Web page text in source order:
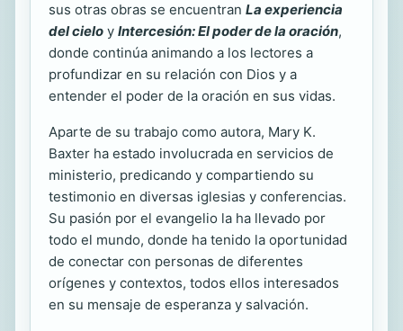
sus otras obras se encuentran La experiencia
del cielo y Intercesión: El poder de la oración,
donde continúa animando a los lectores a
profundizar en su relación con Dios y a
entender el poder de la oración en sus vidas.
Aparte de su trabajo como autora, Mary K.
Baxter ha estado involucrada en servicios de
ministerio, predicando y compartiendo su
testimonio en diversas iglesias y conferencias.
Su pasión por el evangelio la ha llevado por
todo el mundo, donde ha tenido la oportunidad
de conectar con personas de diferentes
orígenes y contextos, todos ellos interesados
en su mensaje de esperanza y salvación.